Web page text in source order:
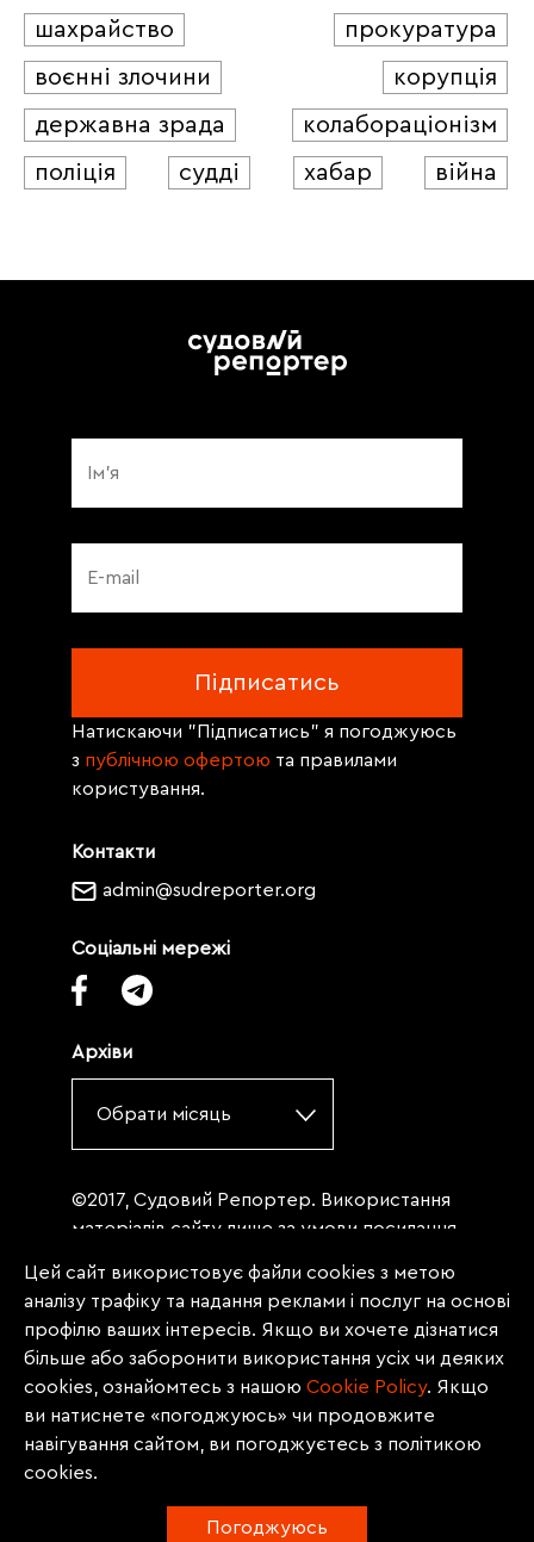
шахрайство
прокуратура
воєнні злочини
корупція
державна зрада
колабораціонізм
поліція
судді хабар війна
Контакти
admin@sudreporter.org
Соціальні мережі
Архіви
Обрати місяць
Натискаючи "Підписатись" я погоджуюсь
з публічною офертою та правилами
користування.
©2017, Судовий Репортер. Використання
матеріалів сайту лише за умови посилання
«Судовий репортер» не нижче третього
абзацу. Матеріали, щодо яких міститься
заборона на повну републікацію
(передрук, копіювання, відтворення або
інше використання), заборонено
передруковувати без згоди редакції.
Матеріали з позначкою PROMOTED, ЗА
Цей сайт використовує файли cookies з метою
аналізу трафіку та надання реклами і послуг на основі
профілю ваших інтересів. Якщо ви хочете дізнатися
більше або заборонити використання усіх чи деяких
cookies, ознайомтесь з нашою Сookie Policy. Якщо
ви натиснете «погоджуюсь» чи продовжите
навігування сайтом, ви погоджуєтесь з політикою
cookies.
Погоджуюсь